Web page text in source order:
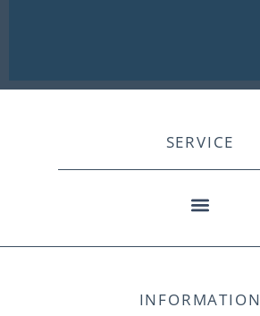
SERVICE
INFORMATION